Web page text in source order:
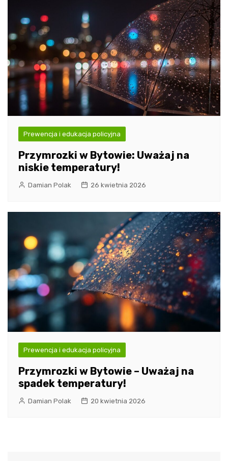
Prewencja i edukacja policyjna
Przymrozki w Bytowie: Uważaj na
niskie temperatury!
Damian Polak 26 kwietnia 2026
Prewencja i edukacja policyjna
Przymrozki w Bytowie – Uważaj na
spadek temperatury!
Damian Polak 20 kwietnia 2026